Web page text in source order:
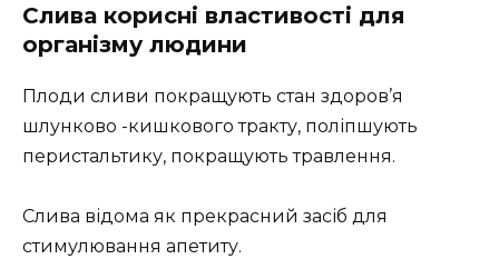
Слива корисні властивості для
організму людини
Плоди сливи покращують стан здоров’я
шлунково -кишкового тракту, поліпшують
перистальтику, покращують травлення.
Слива відома як прекрасний засіб для
стимулювання апетиту.